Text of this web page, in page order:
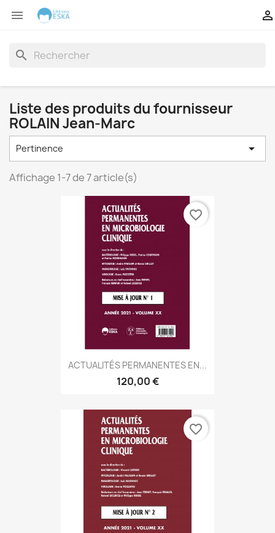
 
search
Liste des produits du fournisseur
ROLAIN Jean-Marc
Pertinence 
Affichage 1-7 de 7 article(s)
ACTUALITÉS PERMANENTES EN...
120,00 €
favorite_border
favorite_border